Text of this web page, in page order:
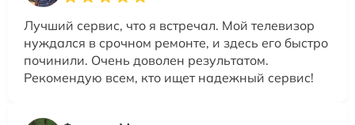
Лучший сервис, что я встречал. Мой телевизор
нуждался в срочном ремонте, и здесь его быстро
починили. Очень доволен результатом.
Рекомендую всем, кто ищет надежный сервис!